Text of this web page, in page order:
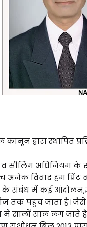
द्वारा स्थापित
व सीलिंग अधिनियम
अनेक विवाद हम
में कई
तक पहुंच जाता है। जैसे
में सालों साल लग जाते